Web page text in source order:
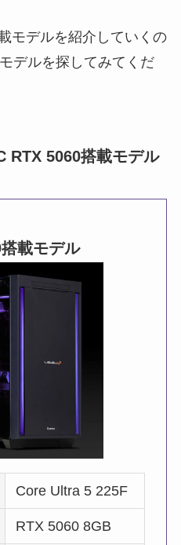
モデルを紹介していくの
デルを探してみてくだ
RTX 5060搭載モデル
搭載モデル
Core Ultra 5 225F
RTX 5060 8GB